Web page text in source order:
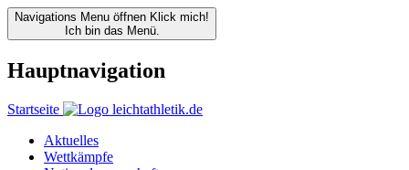
Navigations Menu öffnen Klick mich!
Ich bin das Menü.
Hauptnavigation
Startseite
Aktuelles
Wettkämpfe